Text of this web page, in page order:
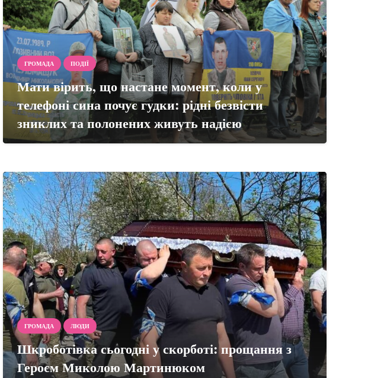
ГРОМАДА ПОДІЇ
Мати вірить, що настане момент, коли у
телефоні сина почує гудки: рідні безвісти
зниклих та полонених живуть надією
ГРОМАДА ЛЮДИ
Шкроботівка сьогодні у скорботі: прощання з
Героєм Миколою Мартинюком